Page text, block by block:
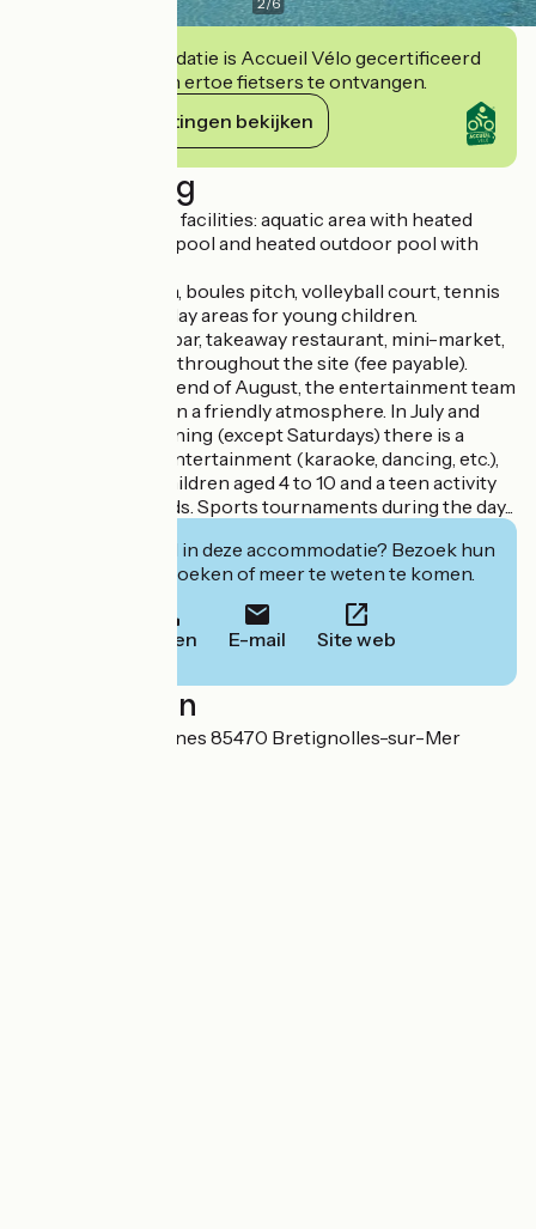
Deze accommodatie is Accueil Vélo gecertificeerd
en verbindt zich ertoe fietsers te ontvangen.
Haar verplichtingen bekijken
Beschrijving
Discover its many facilities: aquatic area with heated
indoor pool, whirlpool and heated outdoor pool with
Multi-sports pitch, boules pitch, volleyball court, tennis
court, mini-golf, play areas for young children.
On-site services: bar, takeaway restaurant, mini-market,
bike hire, etc. Wifi throughout the site (fee payable).
From April to the end of August, the entertainment team
will welcome you in a friendly atmosphere. In July and
August, every evening (except Saturdays) there is a
different kind of entertainment (karaoke, dancing, etc.),
A mini-club for children aged 4 to 10 and a teen activity
for 11 to 14 year olds. Sports tournaments during the day...
Geïnteresseerd in deze accommodatie? Bezoek hun
website om te boeken of meer te weten te komen.
Bellen E-mail Site web
Localisation
50 avenue des Dunes 85470 Bretignolles-sur-Mer